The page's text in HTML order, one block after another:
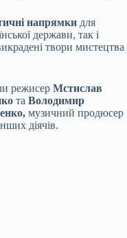
напрямки для
держави, так і
твори мистецтва
режисер Мстислав
та Володимир
музичний продюсер
діячів.